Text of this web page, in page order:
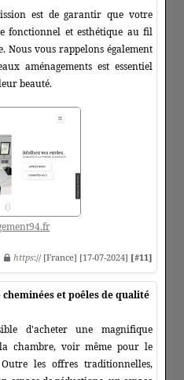
est de garantir que votre
fonctionnel et esthétique au fil
Nous vous rappelons également
aménagements est essentiel
beauté.
https:// [France] [17-07-2024] [#11]
et poêles de qualité
d'acheter une magnifique
chambre, voir même pour le
les offres traditionnelles,